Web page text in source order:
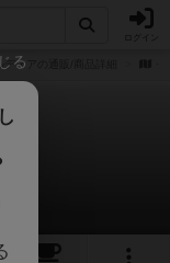
ディアの通販/商品詳細
る